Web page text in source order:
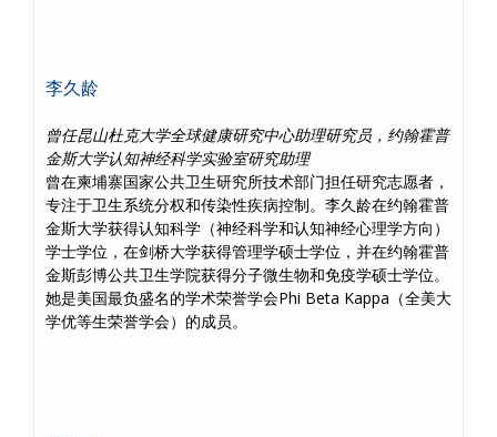
李久龄
曾任昆山杜克大学全球健康研究中心助理研究员，约翰霍普
金斯大学认知神经科学实验室研究助理
曾在柬埔寨国家公共卫生研究所技术部门担任研究志愿者，
专注于卫生系统分权和传染性疾病控制。李久龄在约翰霍普
金斯大学获得认知科学（神经科学和认知神经心理学方向）
学士学位，在剑桥大学获得管理学硕士学位，并在约翰霍普
金斯彭博公共卫生学院获得分子微生物和免疫学硕士学位。
她是美国最负盛名的学术荣誉学会Phi Beta Kappa（全美大
学优等生荣誉学会）的成员。